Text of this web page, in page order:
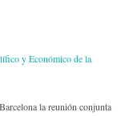
y Económico de la
la reunión conjunta